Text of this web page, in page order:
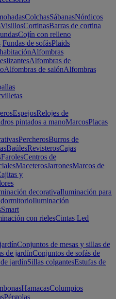
ColchasSábanasNórdicos
VisillosCortinasBarras de cortina
Cojín con relleno
Fundas de sofásPlaids
Alfombras
Alfombras de
Alfombras de salónAlfombras
EspejosRelojes de
pintados a manoMarcosPlacas
PercherosBurros de
BaúlesRevisterosCajas
FarolesCentros de
MaceterosJarronesMarcos de
y
decorativaIluminación para
Iluminación
Smart
con rielesCintas Led
Conjuntos de mesas y sillas de
de jardínConjuntos de sofás de
jardínSillas colgantesEstufas de
HamacasColumpios
Pérgolas